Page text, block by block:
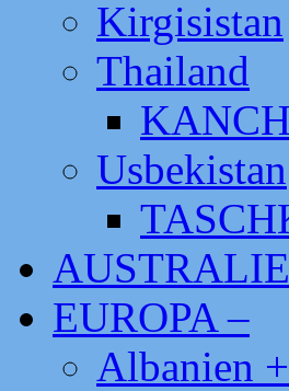
Kirgisistan
Thailand
Usbekistan
EUROPA –
Albanien